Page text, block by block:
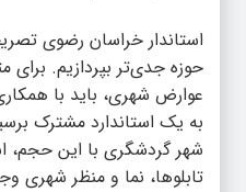
استاندار خراسان رضوی
حوزه جدی‌تر بپردازیم. برای
عوارض شهری، باید با
به یک استاندارد مشترک
شهر گردشگری با این حجم،
تابلوها، نما و منظر شهری